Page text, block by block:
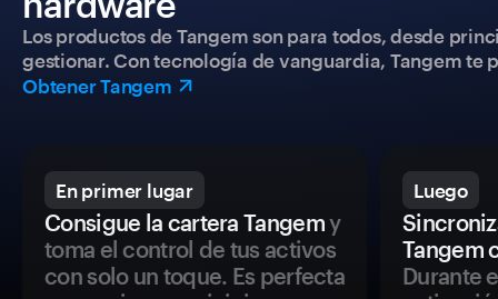
Los productos de Tangem son para todos, desde
gestionar. Con tecnología de vanguardia, Tangem
Obtener Tangem
En primer lugar
Consigue la cartera Tangemy
toma el control de tus activos
con solo un toque. Es perfecta
Luego
Tangem
Durante